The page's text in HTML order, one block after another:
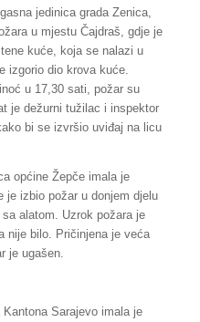
jedinica grada Zenica,
u mjestu Čajdraš, gdje je
kuće, koja se nalazi u
izgorio dio krova kuće.
u 17,30 sati, požar su
je dežurni tužilac i inspektor
bi se izvršio uviđaj na licu
općine Žepče imala je
je izbio požar u donjem djelu
alatom. Uzrok požara je
nije bilo. Pričinjena je veća
je ugašen.
Sarajevo imala je